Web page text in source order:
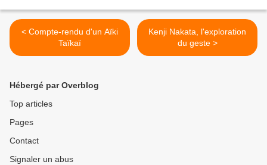
< Compte-rendu d'un Aïki
Taïkaï
Kenji Nakata, l'exploration
du geste >
Hébergé par Overblog
Top articles
Pages
Contact
Signaler un abus